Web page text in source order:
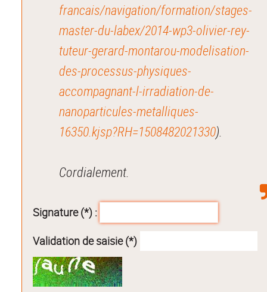
francais/navigation/formation/stages-
master-du-labex/2014-wp3-olivier-rey-
tuteur-gerard-montarou-modelisation-
des-processus-physiques-
accompagnant-l-irradiation-de-
nanoparticules-metalliques-
16350.kjsp?RH=1508482021330).
Cordialement.
Signature (*) :
Validation de saisie (*)